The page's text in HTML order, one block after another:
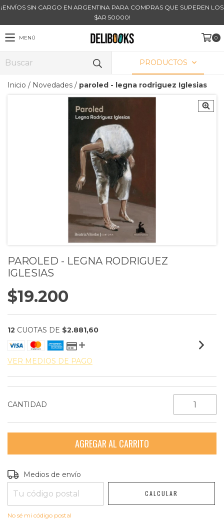
¡ENVÍOS SIN CARGO EN ARGENTINA PARA COMPRAS QUE SUPEREN LOS
$AR 50000!
MENÚ 0
PRODUCTOS
Inicio / Novedades / paroled - legna rodriguez Iglesias
PAROLED - LEGNA RODRIGUEZ
IGLESIAS
$19.200
12 CUOTAS DE $2.881,60
VER MEDIOS DE PAGO
CANTIDAD
Entregas para el CP:
Medios de envío
CALCULAR
No sé mi código postal